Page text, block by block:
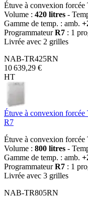
Étuve à convexion
Volume : 420 litres -
Gamme de temp. : amb.
ProgrammateurR7 : 1
Livrée avec 2 grilles
NAB-TR425RN
10 639,29 €
HT
Étuve à convexion
R7
Étuve à convexion
Volume : 800 litres -
Gamme de temp. : amb.
ProgrammateurR7 : 1
Livrée avec 3 grilles
NAB-TR805RN